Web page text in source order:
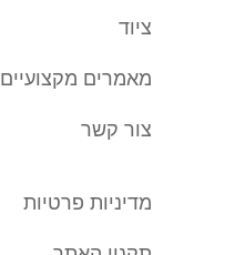
ציוד
מאמרים מקצועיים
צור קשר
מדיניות פרטיות